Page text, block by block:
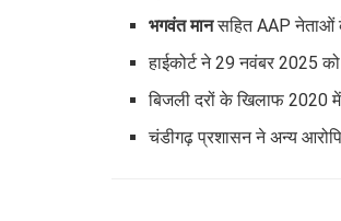
भगवंत मानसहित AAP नेताओं
हाईकोर्ट ने 29 नवंबर 2025
बिजली दरों के खिलाफ 2020
चंडीगढ़ प्रशासन ने अन्य